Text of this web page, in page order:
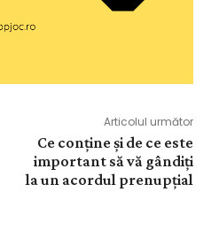
Articolul următor
Ce conține și de ce este
important să vă gândiți
la un acordul prenupțial